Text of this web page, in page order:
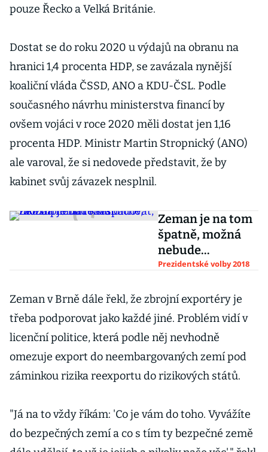
pouze Řecko a Velká Británie.
Dostat se do roku 2020 u výdajů na obranu na
hranici 1,4 procenta HDP, se zavázala nynější
koaliční vláda ČSSD, ANO a KDU-ČSL. Podle
současného návrhu ministerstva financí by
ovšem vojáci v roce 2020 měli dostat jen 1,16
procenta HDP. Ministr Martin Stropnický (ANO)
ale varoval, že si nedovede představit, že by
kabinet svůj závazek nesplnil.
Zeman je na tom
špatně, možná
nebude
kandidovat, říká
Prezidentské volby 2018
Zeman v Brně dále řekl, že zbrojní exportéry je
třeba podporovat jako každé jiné. Problém vidí v
licenční politice, která podle něj nevhodně
omezuje export do neembargovaných zemí pod
záminkou rizika reexportu do rizikových států.
"Já na to vždy říkám: 'Co je vám do toho. Vyvážíte
do bezpečných zemí a co s tím ty bezpečné země